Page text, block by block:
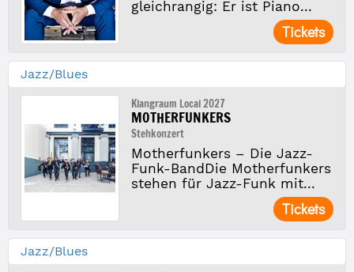
gleichrangig: Er ist Piano...
Tickets
Jazz/Blues
Klangraum Local 2027
MOTHERFUNKERS
Stehkonzert
Motherfunkers – Die Jazz-
Funk-BandDie Motherfunkers
stehen für Jazz-Funk mit...
Tickets
Jazz/Blues